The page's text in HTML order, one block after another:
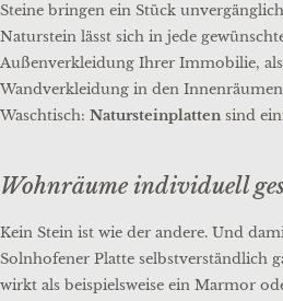
Steine bringen ein Stück
Naturstein lässt sich in jede
Außenverkleidung Ihrer Immobilie,
Wandverkleidung in den
Waschtisch: Natursteinplatten sind
Wohnräume individuell
Kein Stein ist wie der andere. Und
Solnhofener Platte selbstverständlich
wirkt als beispielsweise ein Marmor